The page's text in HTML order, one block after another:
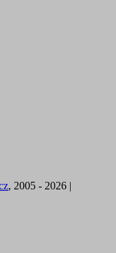
, 2005 - 2026 |